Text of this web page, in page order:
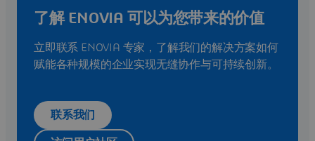
了解 ENOVIA 可以为您带来的价值
立即联系 ENOVIA 专家，了解我们的解决方案如何
赋能各种规模的企业实现无缝协作与可持续创新。
联系我们